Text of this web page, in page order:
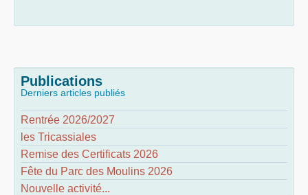
Publications
Derniers articles publiés
Rentrée 2026/2027
les Tricassiales
Remise des Certificats 2026
Fête du Parc des Moulins 2026
Nouvelle activité...